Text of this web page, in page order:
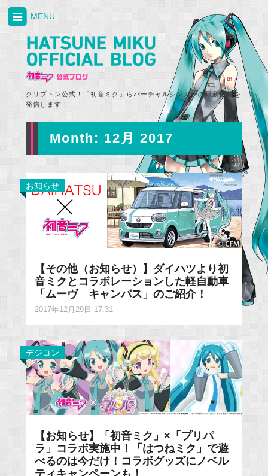
クリプトン公式！「初音ミク」らバーチャルシンガーの最新情報を
発信します！
MENU
Month: 12月 2017
お知らせ
【その他（お知らせ）】ダイハツより初
音ミクとコラボレーションした軽自動車
「ムーヴ キャンバス」のご紹介！
2017年12月29日 17:31
デジコン
【お知らせ】「初音ミク」×「プリパ
ラ」コラボ実施中！「はつねミク」で遊
べるのは今だけ！コラボグッズにノベル
ティキャンペーンも！